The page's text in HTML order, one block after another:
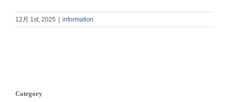
12月 1st, 2025 | information
Category